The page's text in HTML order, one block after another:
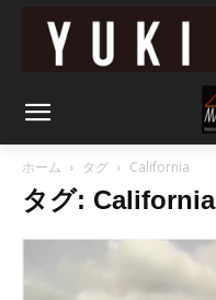
ホーム タグ California
タグ: California